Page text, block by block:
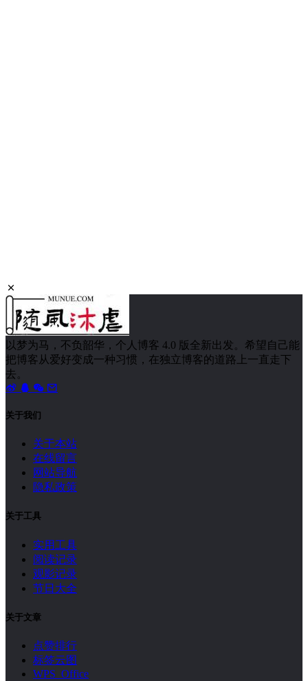
以梦为马，不负韶华，个人博客 4.0 版全新出发。希望自己能
把博客从爱好变成一种习惯，在独立博客的道路上一直走下
去。
关于我们
关于本站
在线留言
网站导航
隐私政策
关于工具
实用工具
阅读记录
观影记录
节日大全
关于文章
点赞排行
标签云图
WPS Office